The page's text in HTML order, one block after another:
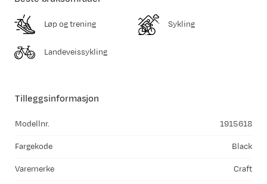
Tilleggsinformasjon
Modellnr. 1915618
Fargekode Black
Varemerke Craft
Løp og trening Sykling
Landeveissykling